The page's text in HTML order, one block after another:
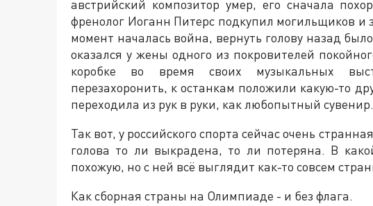
австрийский композитор умер, его сначала
френолог Иоганн Питерс подкупил могильщиков и
момент началась война, вернуть голову назад
оказался у жены одного из покровителей
коробке во время своих музыкальных
перезахоронить, к останкам положили какую-то
переходила из рук в руки, как любопытный сувенир.
Так вот, у российского спорта сейчас очень
голова то ли выкрадена, то ли потеряна. В
похожую, но с ней всё выглядит как-то совсем
Как сборная страны на Олимпиаде - и без флага.